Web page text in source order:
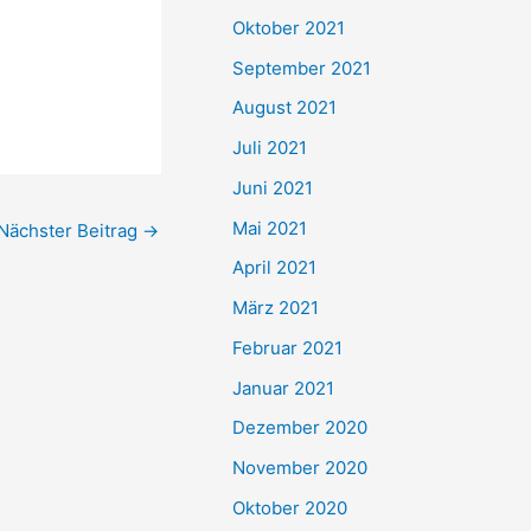
Beitrag →
e
n
h
:
Oktober 2021
September 2021
August 2021
Juli 2021
Juni 2021
Mai 2021
April 2021
März 2021
Februar 2021
Januar 2021
Dezember 2020
November 2020
Oktober 2020